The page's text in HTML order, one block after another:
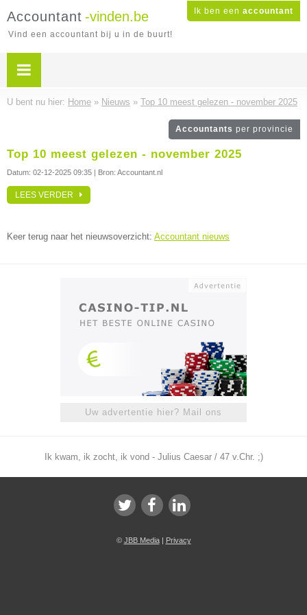
Ik ben een accountant
Accountant -vinden.be
Vind een accountant bij u in de buurt!
U bent nu hier: Home » Nieuws » Top 10 meest gelezen - november 2025
Accountants per provincie
Top 10 meest gelezen - november 2025
Datum: 02-12-2025 09:35 | Bron: Accountant.nl
LEES VERDER
Keer terug naar het nieuwsoverzicht: Accountant nieuws
Uw advertentie hier? Mail ons
Ik kwam, ik zocht, ik vond - Julius Caesar / 47 v.Chr. ;)
© JBB Media| Privacy